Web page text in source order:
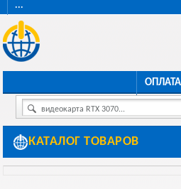
···
видеокарта RTX 3070...
КАТАЛОГ ТОВАРОВ